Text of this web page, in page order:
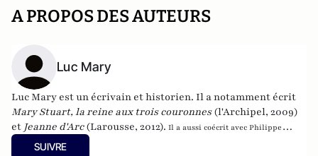
A PROPOS DES AUTEURS
Luc Mary
Luc Mary est un écrivain et historien. Il a notamment écrit
Mary Stuart, la reine aux trois couronnes (l'Archipel, 2009)
et Jeanne d'Arc(Larousse, 2012). Il a aussi coécrit avec Philippe
ValodeEt si... Napoléon avait triomphé à Waterloo ?
SUIVRE